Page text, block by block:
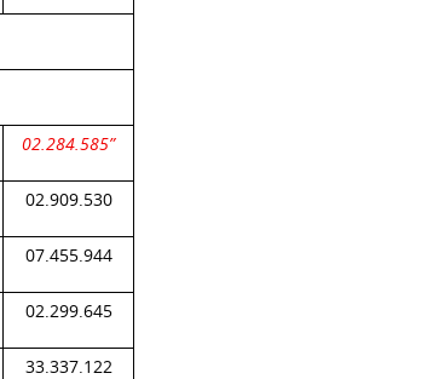
02.284.585”
02.909.530
07.455.944
02.299.645
33.337.122